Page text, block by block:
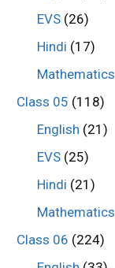
EVS(26)
Hindi (17)
Mathematics
Class 05 (118)
English (21)
EVS(25)
Hindi (21)
Mathematics
Class 06 (224)